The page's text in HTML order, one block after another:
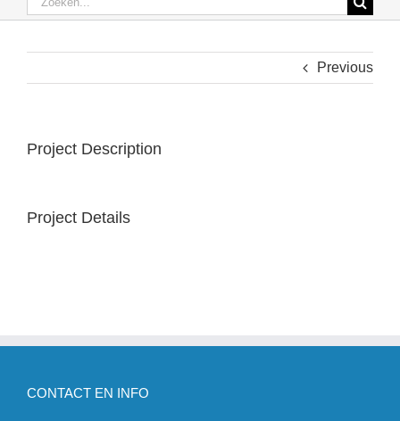
Schade
Blog
naar:
Previous
Project Description
Project Details
CONTACT EN INFO